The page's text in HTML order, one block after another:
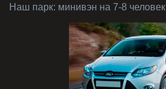
Наш парк: минивэн на 7-8 человек